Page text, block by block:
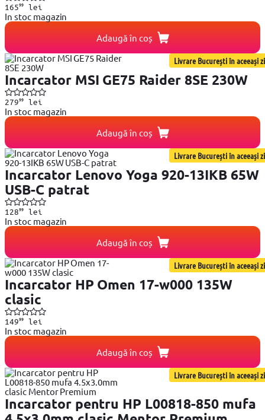
16599lei
In stoc magazin
Adaugă în coș
Livrare București în aceeași zi
Incarcator MSI GE75 Raider 8SE 230W
27999lei
In stoc magazin
Adaugă în coș
Livrare București în aceeași zi
Incarcator Lenovo Yoga 920-13IKB 65W
USB-C patrat
12899lei
In stoc magazin
Adaugă în coș
Livrare București în aceeași zi
Incarcator HP Omen 17-w000 135W
clasic
14999lei
In stoc magazin
Adaugă în coș
Livrare București în aceeași zi
Incarcator pentru HP L00818-850 mufa